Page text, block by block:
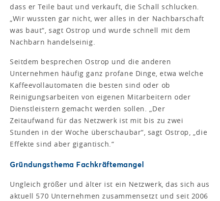
dass er Teile baut und verkauft, die Schall schlucken.
„Wir wussten gar nicht, wer alles in der Nachbarschaft
was baut“, sagt Ostrop und wurde schnell mit dem
Nachbarn handelseinig.
Seitdem besprechen Ostrop und die anderen
Unternehmen häufig ganz profane Dinge, etwa welche
Kaffeevollautomaten die besten sind oder ob
Reinigungsarbeiten von eigenen Mitarbeitern oder
Dienstleistern gemacht werden sollen. „Der
Zeitaufwand für das Netzwerk ist mit bis zu zwei
Stunden in der Woche überschaubar“, sagt Ostrop, „die
Effekte sind aber gigantisch.“
Gründungsthema Fachkräftemangel
Ungleich größer und älter ist ein Netzwerk, das sich aus
aktuell 570 Unternehmen zusammensetzt und seit 2006